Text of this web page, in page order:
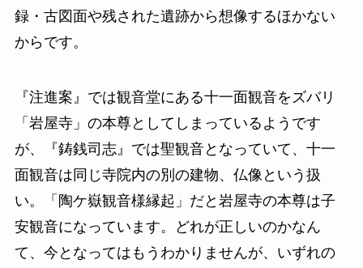
録・古図面や残された遺跡から想像するほかない
からです。
『注進案』では観音堂にある十一面観音をズバリ
「岩屋寺」の本尊としてしまっているようです
が、『鋳銭司志』では聖観音となっていて、十一
面観音は同じ寺院内の別の建物、仏像という扱
い。「陶ケ嶽観音様縁起」だと岩屋寺の本尊は子
安観音になっています。どれが正しいのかなん
て、今となってはもうわかりませんが、いずれの